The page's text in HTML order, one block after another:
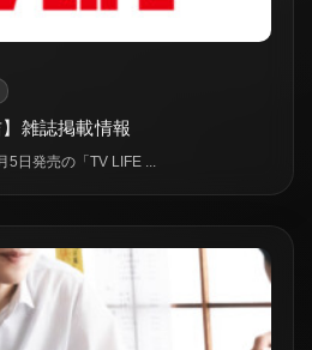
】雑誌掲載情報
5日発売の「TV LIFE ...